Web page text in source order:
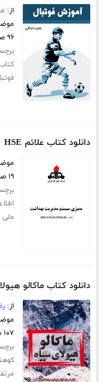
از:
۹۶ صفحه
دانلود کتاب علائم HSE
۱۹ صفحه
ملی
دانلود کتاب ماکالو
از:
۱۰۷ صفحه